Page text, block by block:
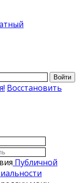
Войти
Восстановить
Публичной